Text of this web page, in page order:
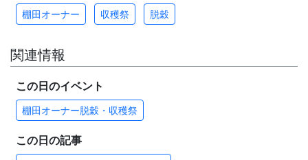
棚田オーナー 収穫祭 脱穀
関連情報
この日のイベント
棚田オーナー脱穀・収穫祭
この日の記事